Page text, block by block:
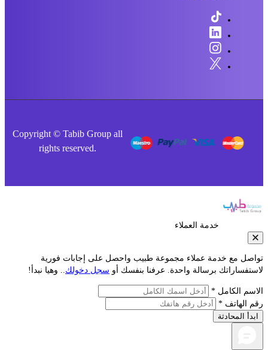
Copyright © Tabib Group all
rights reserved.
خدمة العملاء
مع خدمة عملاء مجموعة طبيب واحصل على إجابات فورية
برسالة واحدة. عرفنا بنفسك أوسجل دخولك.. وهيا نبدأ!
الكامل *
الهاتف *
المحادثة